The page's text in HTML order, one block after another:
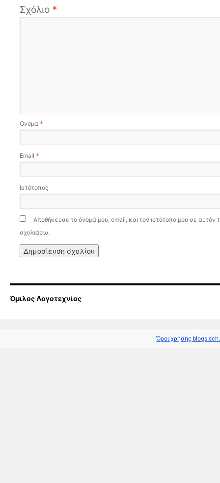
Σχόλιο *
Όνομα *
Email *
Ιστότοπος
Αποθήκευσε το όνομά μου, email, και τον ιστότοπο μου σε αυτόν
σχολιάσω.
Όμιλος Λογοτεχνίας
Όροι χρήσης